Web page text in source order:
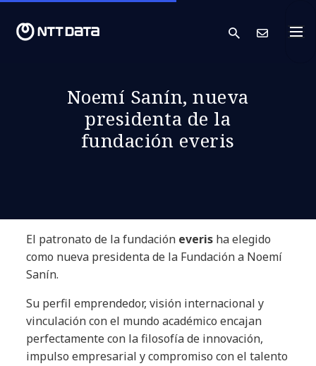
search
Noemí Sanín, nueva
presidenta de la
fundación everis
El patronato de la fundación everis ha elegido
como nueva presidenta de la Fundación a Noemí
Sanín.
Su perfil emprendedor, visión internacional y
vinculación con el mundo académico encajan
perfectamente con la filosofía de innovación,
impulso empresarial y compromiso con el talento